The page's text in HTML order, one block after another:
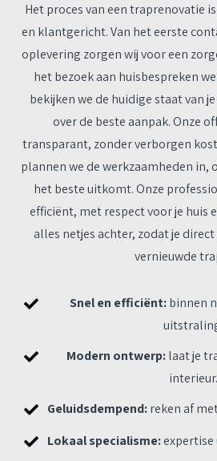
Het proces van een traprenovatie
en klantgericht. Van het eerste
oplevering zorgen wij voor een
het bezoek aan huisbespreken
bekijken we de huidige staat van
over de beste aanpak. Onze
transparant, zonder verborgen
plannen we de werkzaamheden in,
het beste uitkomt. Onze
efficiënt, met respect voor je huis
alles netjes achter, zodat je
vernieuwde
Snel en efficiënt:binnen
Modern ontwerp:laat je
interieur.
Geluidsdempend:reken af
Lokaal specialisme: